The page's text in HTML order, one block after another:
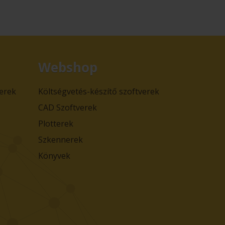
Webshop
Költségvetés-készítő szoftverek
CAD Szoftverek
Plotterek
Szkennerek
Könyvek